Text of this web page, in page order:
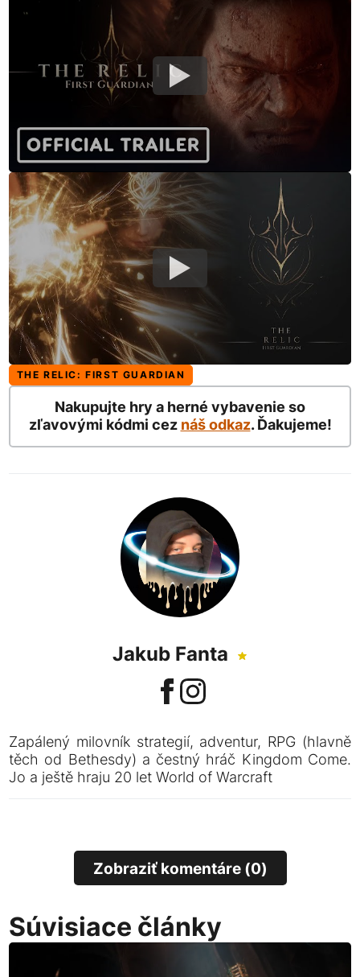
THE RELIC: FIRST GUARDIAN
Nakupujte hry a herné vybavenie so
zľavovými kódmi cez náš odkaz. Ďakujeme!
Jakub Fanta
Zapálený milovník strategií, adventur, RPG (hlavně
těch od Bethesdy) a čestný hráč Kingdom Come.
Jo a ještě hraju 20 let World of Warcraft
Zobraziť komentáre (0)
Súvisiace články